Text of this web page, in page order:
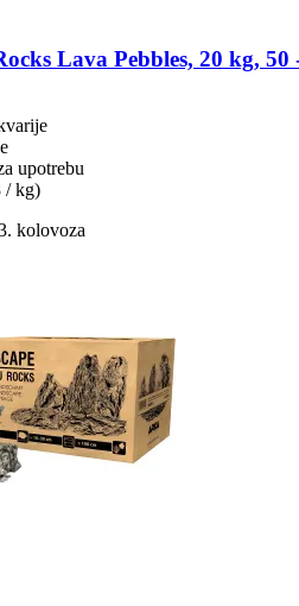
Lava Pebbles, 20 kg,
upotrebu
/ kg)
kolovoza